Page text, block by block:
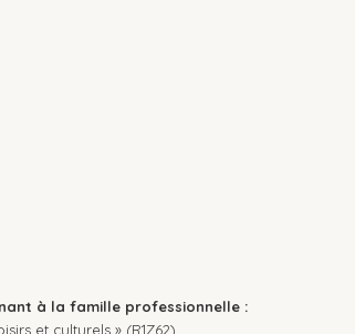
à la famille professionnelle :
et culturels » (R1Z62).